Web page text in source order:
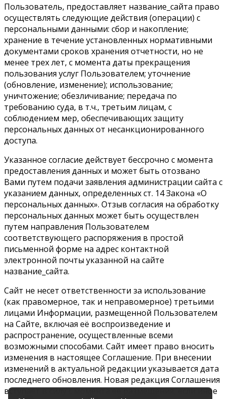
Пользователь, предоставляет название_сайта право
осуществлять следующие действия (операции) с
персональными данными: сбор и накопление;
хранение в течение установленных нормативными
документами сроков хранения отчетности, но не
менее трех лет, с момента даты прекращения
пользования услуг Пользователем; уточнение
(обновление, изменение); использование;
уничтожение; обезличивание; передача по
требованию суда, в т.ч., третьим лицам, с
соблюдением мер, обеспечивающих защиту
персональных данных от несанкционированного
доступа.
Указанное согласие действует бессрочно с момента
предоставления данных и может быть отозвано
Вами путем подачи заявления администрации сайта с
указанием данных, определенных ст. 14 Закона «О
персональных данных». Отзыв согласия на обработку
персональных данных может быть осуществлен
путем направления Пользователем
соответствующего распоряжения в простой
письменной форме на адрес контактной
электронной почты указанной на сайте
название_сайта.
Сайт не несет ответственности за использование
(как правомерное, так и неправомерное) третьими
лицами Информации, размещенной Пользователем
на Сайте, включая её воспроизведение и
распространение, осуществленные всеми
возможными способами. Сайт имеет право вносить
изменения в настоящее Соглашение. При внесении
изменений в актуальной редакции указывается дата
последнего обновления. Новая редакция Соглашения
вступает в силу с момента ее размещения, если иное